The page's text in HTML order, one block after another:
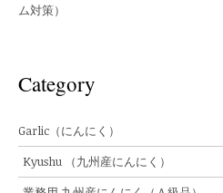
ム対策）
Category
Garlic（にんにく）
Kyushu （九州産にんにく）